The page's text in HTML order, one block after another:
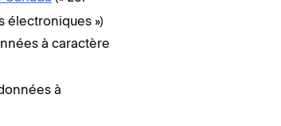
électroniques »)
à caractère
à